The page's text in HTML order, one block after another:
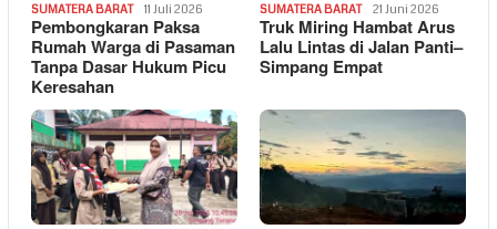
SUMATERA BARAT 11 Juli 2026
Pembongkaran Paksa
Rumah Warga di Pasaman
Tanpa Dasar Hukum Picu
Keresahan
SUMATERA BARAT 21 Juni 2026
Truk Miring Hambat Arus
Lalu Lintas di Jalan Panti–
Simpang Empat